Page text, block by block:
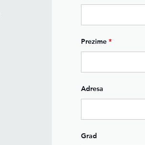
Prezime *
Adresa
Grad